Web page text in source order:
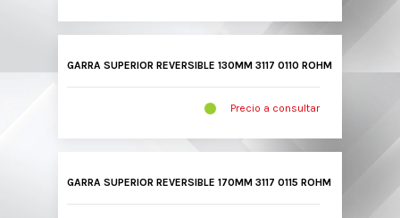
GARRA SUPERIOR REVERSIBLE 130MM 3117 0110 ROHM
Precio a consultar
GARRA SUPERIOR REVERSIBLE 170MM 3117 0115 ROHM